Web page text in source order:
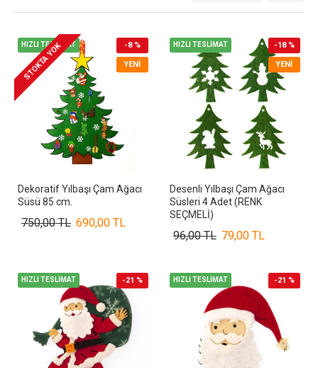
HIZLI TESLİMAT
YENI
-8 %
STOKTA YOK
Dekoratif Yılbaşı Çam Ağacı
Süsü 85 cm.
690,00 TL
750,00 TL
HIZLI TESLİMAT
YENI
-18 %
Desenli Yılbaşı Çam Ağacı
Süsleri 4 Adet (RENK
SEÇMELİ)
79,00 TL
96,00 TL
HIZLI TESLİMAT -21 % HIZLI TESLİMAT -21 %